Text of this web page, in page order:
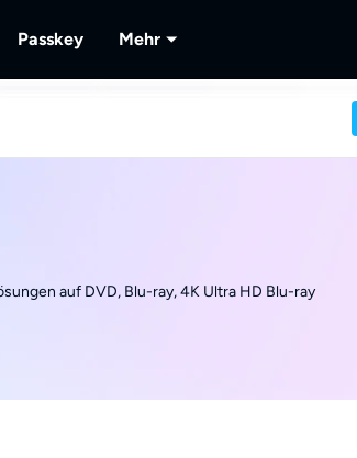
Passkey Mehr
auf DVD, Blu-ray, 4K Ultra HD Blu-ray